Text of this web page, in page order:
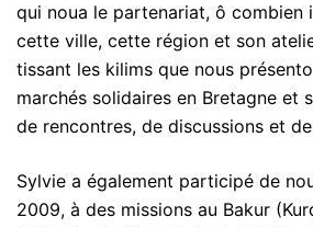
qui noua le partenariat, ô combien
cette ville, cette région et son
tissant les kilims que nous
marchés solidaires en Bretagne et
de rencontres, de discussions et
Sylvie a également participé de
2009, à des missions au Bakur